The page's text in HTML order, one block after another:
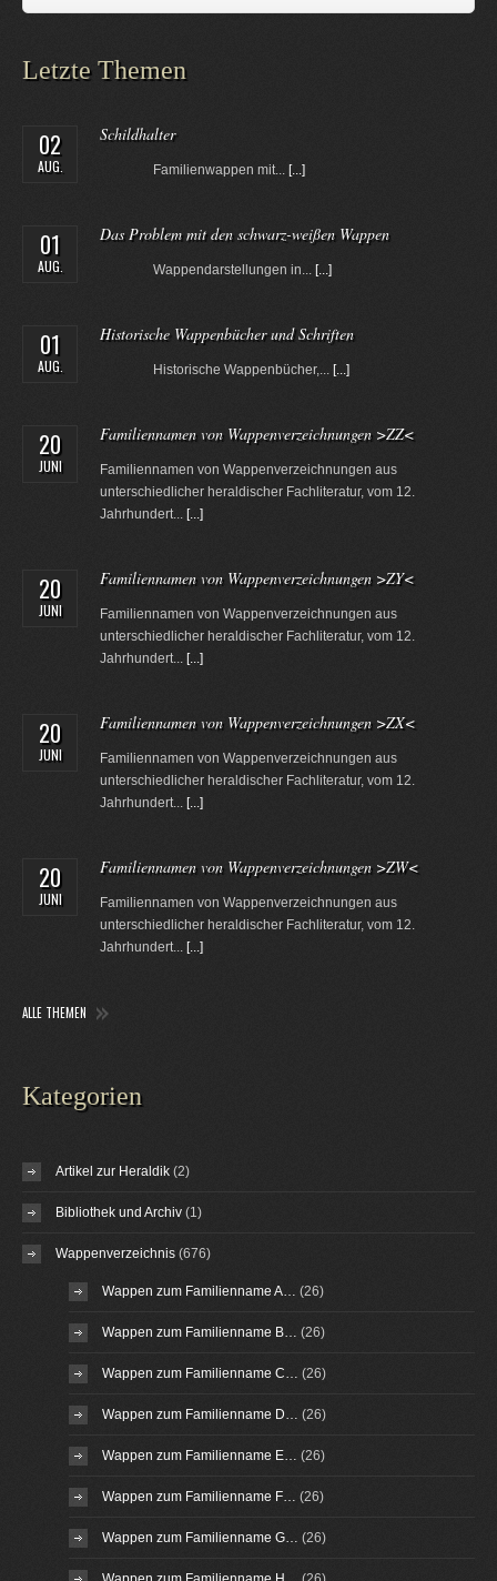
Letzte Themen
02
AUG.
Schildhalter
Familienwappen mit... [...]
01
AUG.
Das Problem mit den schwarz-weißen Wappen
Wappendarstellungen in... [...]
01
AUG.
Historische Wappenbücher und Schriften
Historische Wappenbücher,... [...]
20
JUNI
Familiennamen von Wappenverzeichnungen >ZZ<
Familiennamen von Wappenverzeichnungen aus
unterschiedlicher heraldischer Fachliteratur, vom 12.
Jahrhundert... [...]
20
JUNI
Familiennamen von Wappenverzeichnungen >ZY<
Familiennamen von Wappenverzeichnungen aus
unterschiedlicher heraldischer Fachliteratur, vom 12.
Jahrhundert... [...]
20
JUNI
Familiennamen von Wappenverzeichnungen >ZX<
Familiennamen von Wappenverzeichnungen aus
unterschiedlicher heraldischer Fachliteratur, vom 12.
Jahrhundert... [...]
20
JUNI
Familiennamen von Wappenverzeichnungen >ZW<
Familiennamen von Wappenverzeichnungen aus
unterschiedlicher heraldischer Fachliteratur, vom 12.
Jahrhundert... [...]
ALLE THEMEN
Kategorien
Artikel zur Heraldik (2)
Bibliothek und Archiv (1)
Wappenverzeichnis (676)
Wappen zum Familienname A… (26)
Wappen zum Familienname B… (26)
Wappen zum Familienname C… (26)
Wappen zum Familienname D… (26)
Wappen zum Familienname E… (26)
Wappen zum Familienname F… (26)
Wappen zum Familienname G… (26)